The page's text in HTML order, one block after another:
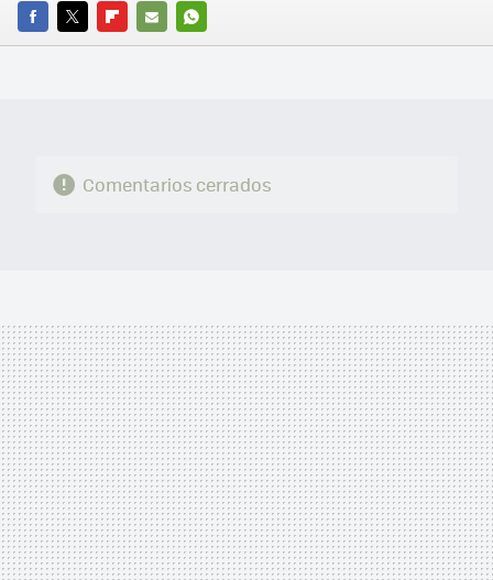
FACEBOOK
TWITTERFLIPBOARD
E-
WHATSAPP
Comentarios cerrados